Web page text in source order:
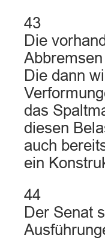
43
Die
Die dann
das
diesen
auch
ein
44
Der Senat